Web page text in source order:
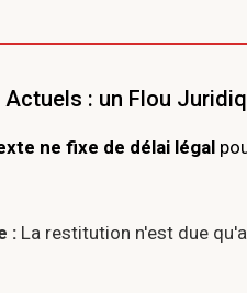
: un Flou
ne fixe de délai légal
: La restitution n'est due